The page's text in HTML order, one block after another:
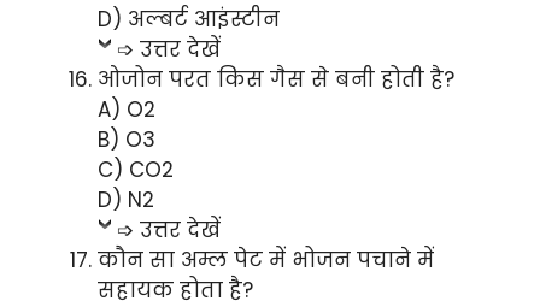
D) अल्बर्ट आइंस्टीन
➩ उत्तर देखें
ओजोन परत किस गैस से बनी होती है?
A) O2
B) O3
C) CO2
D) N2
➩ उत्तर देखें
कौन सा अम्ल पेट में भोजन पचाने में
सहायक होता है?